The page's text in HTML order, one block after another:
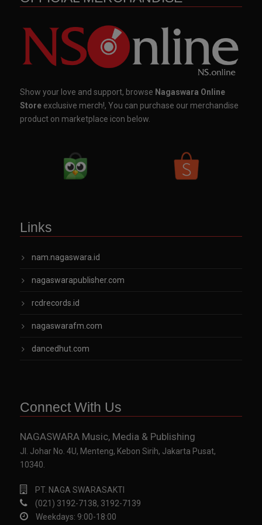
Show your love and support, browse Nagaswara Online
Store exclusive merch!, You can purchase our merchandise
product on marketplace icon below.
Links
nam.nagaswara.id
nagaswarapublisher.com
rcdrecords.id
nagaswarafm.com
dancedhut.com
Connect With Us
NAGASWARA Music, Media & Publishing
Jl. Johar No. 4U, Menteng, Kebon Sirih, Jakarta Pusat,
10340.
PT. NAGA SWARASAKTI
(021) 3192-7138, 3192-7139
Weekdays: 9:00-18:00